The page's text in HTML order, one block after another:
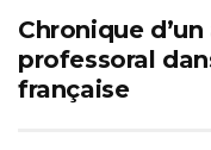
Chronique
professoral
française